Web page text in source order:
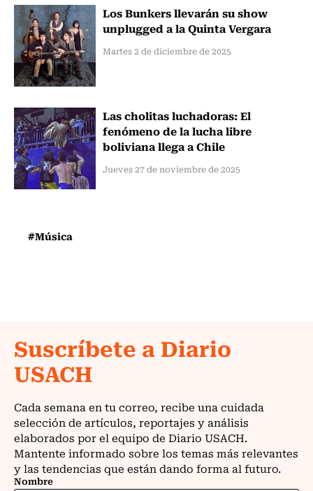
Los Bunkers llevarán su show
unplugged a la Quinta Vergara
Martes 2 de diciembre de 2025
Las cholitas luchadoras: El
fenómeno de la lucha libre
boliviana llega a Chile
Jueves 27 de noviembre de 2025
#Música